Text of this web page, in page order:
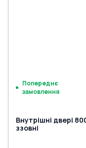
Попереднє
замовлення
Внутрішні двері
ззовні